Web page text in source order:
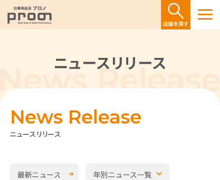
ニュースリリース
ニュースリリース
News Release
最新ニュース 年別ニュース一覧